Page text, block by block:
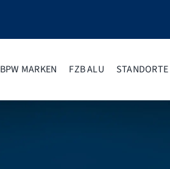
BPW MARKEN FZB ALU STANDORTE